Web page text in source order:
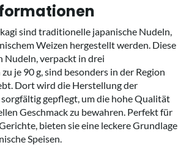
sind traditionelle japanische Nudeln,
Weizen hergestellt werden. Diese
Nudeln, verpackt in drei
je 90 g, sind besonders in der Region
Dort wird die Herstellung der
gepflegt, um die hohe Qualität
Geschmack zu bewahren. Perfekt für
bieten sie eine leckere Grundlage
Speisen.